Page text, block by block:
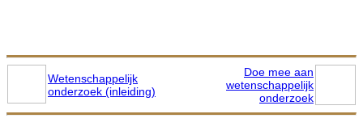
Wetenschappelijk
onderzoek (inleiding)
Doe mee aan
wetenschappelijk
onderzoek